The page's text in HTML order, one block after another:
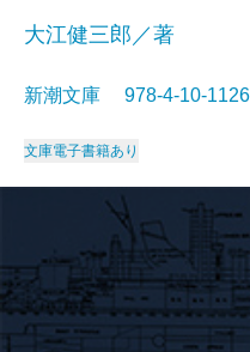
大江健三郎／著
新潮文庫 978-4-10-
文庫電子書籍あり